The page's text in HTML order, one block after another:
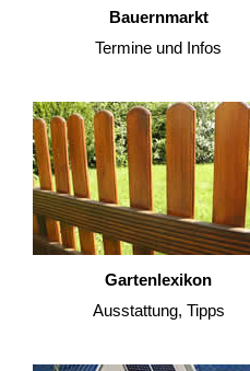
Bauernmarkt
Termine und Infos
Gartenlexikon
Ausstattung, Tipps